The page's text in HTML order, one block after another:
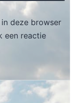
deze browser
een reactie